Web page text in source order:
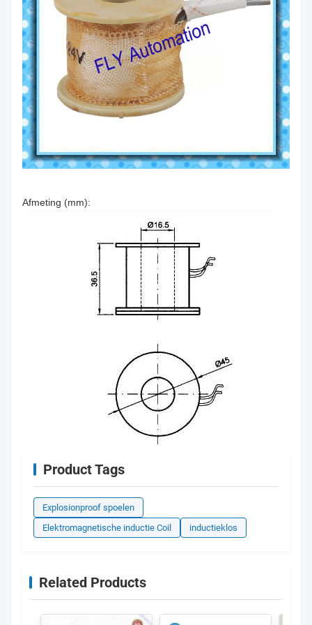
Afmeting (mm):
Product Tags
Explosionproof spoelen
Elektromagnetische inductie Coil
inductieklos
Related Products